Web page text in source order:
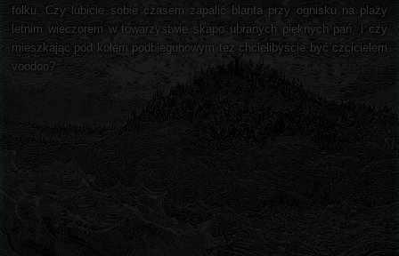
folku. Czy lubicie sobie czasem zapalić blanta przy ognisku na plaży
letnim wieczorem w towarzystwie skąpo ubranych pięknych pań, i czy
mieszkając pod kołem podbiegunowym też chcielibyście być czcicielem
voodoo?